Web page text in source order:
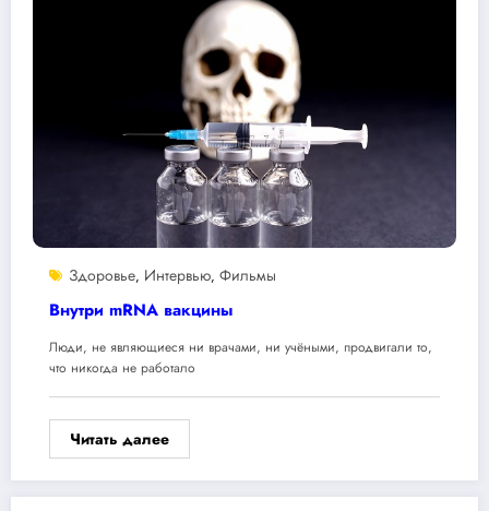
Здоровье, Интервью, Фильмы
Внутри mRNA вакцины
Люди, не являющиеся ни врачами, ни учёными, продвигали то,
что никогда не работало
Читать далее